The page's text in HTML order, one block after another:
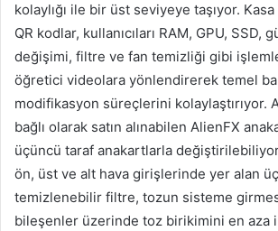
kolaylığı ile bir üst seviyeye taşıyor.
QR kodlar, kullanıcıları RAM, GPU, SSD,
değişimi, filtre ve fan temizliği gibi
öğretici videolara yönlendirerek temel
modifikasyon süreçlerini kolaylaştırıyor.
bağlı olarak satın alınabilen AlienFX
üçüncü taraf anakartlarla değiştirilebiliyor.
ön, üst ve alt hava girişlerinde yer alan üç
temizlenebilir filtre, tozun sisteme
bileşenler üzerinde toz birikimini en aza